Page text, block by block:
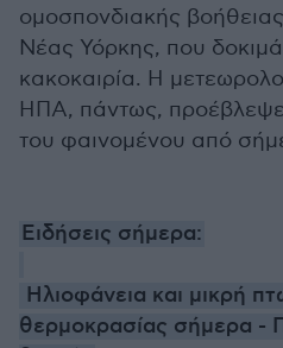
ομοσπονδιακής
Νέας Υόρκης, που
κακοκαιρία. H
ΗΠΑ, πάντως,
του φαινομένου από
Ειδήσεις σήμερα:
Ηλιοφάνεια και μικρή
θερμοκρασίας σήμερα -